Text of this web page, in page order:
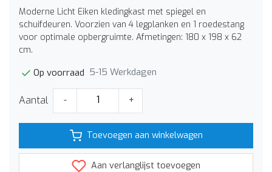
Moderne Licht Eiken kledingkast met spiegel en
schuifdeuren. Voorzien van 4 legplanken en 1 roedestang
voor optimale opbergruimte. Afmetingen: 180 x 198 x 62
cm.
Op voorraad 5-15 Werkdagen
Aantal - +
Toevoegen aan winkelwagen
Aan verlanglijst toevoegen